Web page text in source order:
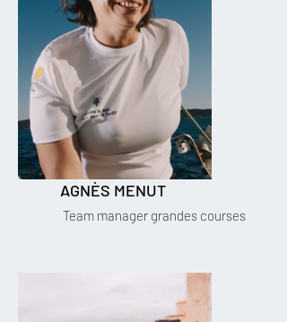
AGNÈS MENUT
Team manager grandes courses